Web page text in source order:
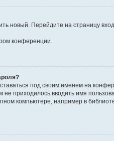
новый. Перейдите на страницу
конференции.
под своим именем на
не приходилось вводить имя
компьютере, например в